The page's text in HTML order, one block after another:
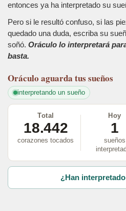
entonces ya ha interpretado su
Pero si le resultó confuso, si las
quedado una duda, escriba su
soñó. Oráculo lo interpretará
basta.
Oráculo aguarda tus sueños
interpretando un sueño
Total
18.442
corazones tocados
Hoy
1
sueños
¿Han